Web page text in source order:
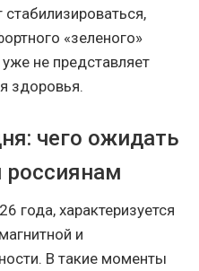
«зеленого»
не представляет
здоровья.
чего ожидать
года, характеризуется
и
В такие моменты